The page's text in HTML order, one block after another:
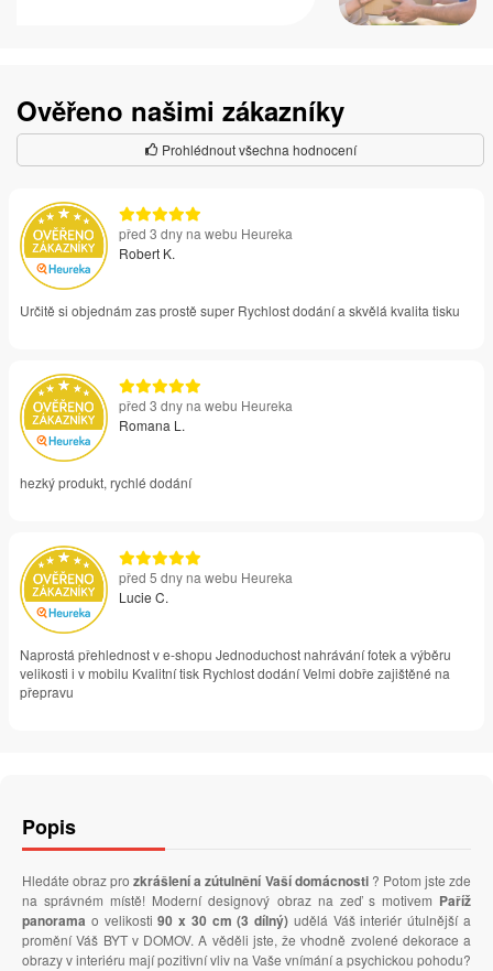
Ověřeno našimi zákazníky
Prohlédnout všechna hodnocení
před 3 dny na webu Heureka
Robert K.
Určitě si objednám zas prostě super Rychlost dodání a skvělá kvalita tisku
před 3 dny na webu Heureka
Romana L.
hezký produkt, rychlé dodání
před 5 dny na webu Heureka
Lucie C.
Naprostá přehlednost v e-shopu Jednoduchost nahrávání fotek a výběru
velikosti i v mobilu Kvalitní tisk Rychlost dodání Velmi dobře zajištěné na
přepravu
Popis
Hledáte obraz prozkrášlení a zútulnění Vaší domácnosti? Potom jste zde
na správném místě! Moderní designový obraz na zeď s motivem Paříž
panorama o velikosti90 x 30 cm (3 dílný) udělá Váš interiér útulnější a
promění Váš BYT v DOMOV. A věděli jste, že vhodně zvolené dekorace a
obrazy v interiéru mají pozitivní vliv na Vaše vnímání a psychickou pohodu?